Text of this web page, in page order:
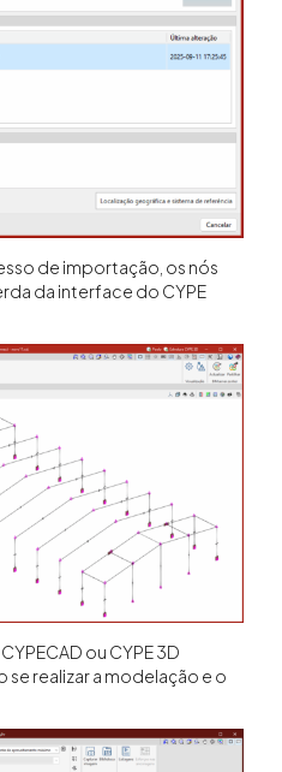
de importação, os nós
da interface do CYPE
ou CYPE 3D
realizar a modelação e o